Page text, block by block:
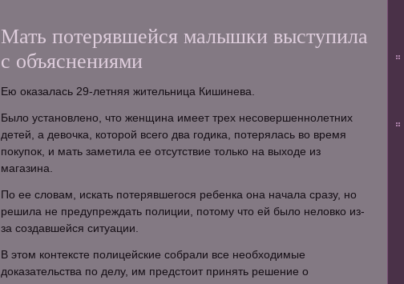
Мать потерявшейся малышки выступила
с объяснениями
Ею оказалась 29-летняя жительница Кишинева.
Было установлено, что женщина имеет трех несовершеннолетних
детей, а девочка, которой всего два годика, потерялась во время
покупок, и мать заметила ее отсутствие только на выходе из
магазина.
По ее словам, искать потерявшегося ребенка она начала сразу, но
решила не предупреждать полиции, потому что ей было неловко из-
за создавшейся ситуации.
В этом контексте полицейские собрали все необходимые
доказательства по делу, им предстоит принять решение о